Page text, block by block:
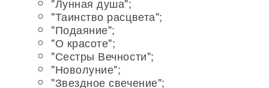
"Таинство расцвета";
"Подаяние";
"О красоте";
"Сестры Вечности";
"Новолуние";
"Звездное свечение";